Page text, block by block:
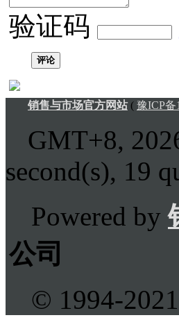
验证码
评论
销售与市场官方网站( 豫ICP备
GMT+8,
second(s), 19
Powered by
公司
© 1994-2021